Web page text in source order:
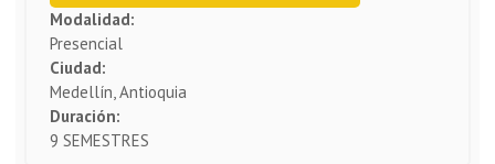
Modalidad:
Presencial
Ciudad:
Medellín, Antioquia
Duración:
9 SEMESTRES